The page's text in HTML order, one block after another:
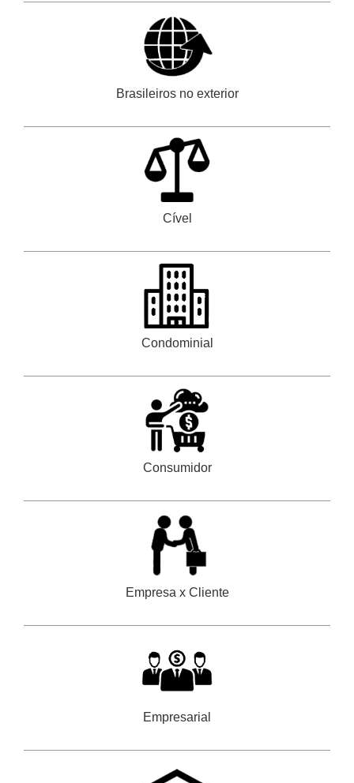
Brasileiros no exterior
Cível
Condominial
Consumidor
Empresa x Cliente
Empresarial